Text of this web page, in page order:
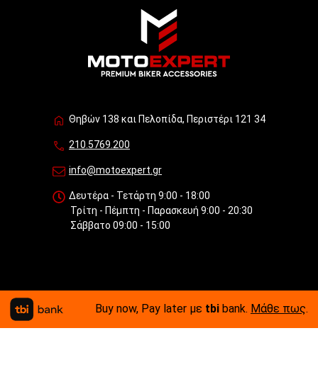
Θηβών 138 και Πελοπίδα, Περιστέρι 121 34
210.5769.200
info@motoexpert.gr
Δευτέρα - Τετάρτη 9:00 - 18:00
Τρίτη - Πέμπτη - Παρασκευή 9:00 - 20:30
Σάββατο 09:00 - 15:00
Buy now, Pay later με tbi bank. Μάθε πως.